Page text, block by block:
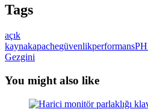
Tags
açık
kaynakapachegüvenlikperformans
Gezgini
You might also like